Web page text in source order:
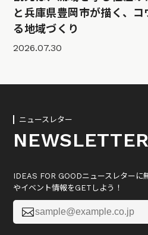
と兵庫県豊岡市が描く、
る地域づくり
2026.07.30
ニュースレター
NEWSLETTER
IDEAS FOR GOODニュースレターに
やイベント情報をGETしよう！
